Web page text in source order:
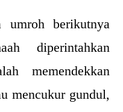
umroh berikutnya
diperintahkan
memendekkan
mencukur gundul,